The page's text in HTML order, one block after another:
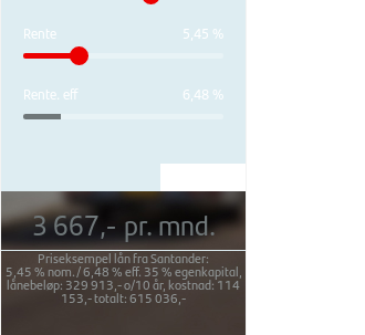
5,45 %
Rente
6,48 %
Rente. eff
3 667,- pr. mnd.
Priseksempel lån fra Santander:
5,45 % nom./6,48 %eff. 35 %egenkapital,
lånebeløp: 329 913,-o/10 år, kostnad:114
153,-totalt:615 036,-